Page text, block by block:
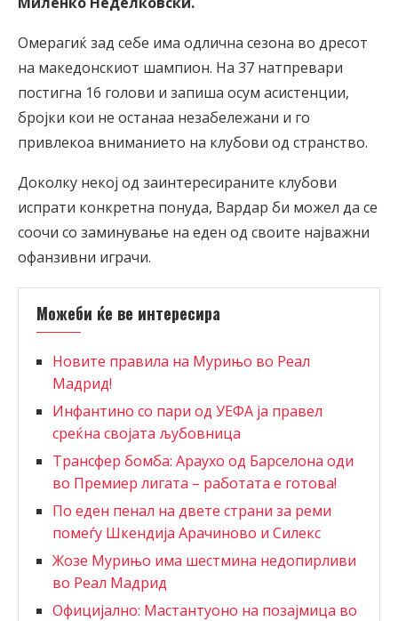
Омерагиќ зад себе има одлична сезона во дресот
на македонскиот шампион. На 37 натпревари
постигна 16 голови и запиша осум асистенции,
бројки кои не останаа незабележани и го
привлекоа вниманието на клубови од странство.
Доколку некој од заинтересираните клубови
испрати конкретна понуда, Вардар би можел да се
соочи со заминување на еден од своите најважни
офанзивни играчи.
Можеби ќе ве интересира
Новите правила на Мурињо во Реал
Мадрид!
Инфантино со пари од УЕФА ја правел
среќна својата љубовница
Трансфер бомба: Араухо од Барселона оди
во Премиер лигата – работата е готова!
По еден пенал на двете страни за реми
помеѓу Шкендија Арачиново и Силекс
Жозе Мурињо има шестмина недопирливи
во Реал Мадрид
Официјално: Мастантуоно на позајмица во